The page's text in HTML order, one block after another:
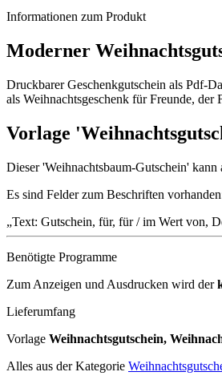
Informationen zum Produkt
Moderner
Druckbarer Geschenkgutschein als Pdf-
als Weihnachtsgeschenk für Freunde,
Vorlage
Dieser 'Weihnachtsbaum-Gutschein'
Es sind Felder zum Beschriften
Text: Gutschein, für, für / im Wert von,
Benötigte Programme
Zum Anzeigen und Ausdrucken wird der
Lieferumfang
Vorlage Weihnachtsgutschein,
Alles aus der Kategorie